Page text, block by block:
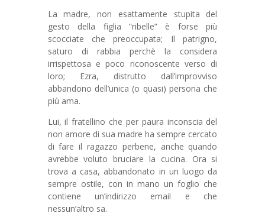
La madre, non esattamente stupita del
gesto della figlia “ribelle” è forse più
scocciate che preoccupata; Il patrigno,
saturo di rabbia perchè la considera
irrispettosa e poco riconoscente verso di
loro; Ezra, distrutto dall’improvviso
abbandono dell’unica (o quasi) persona che
più ama.
Lui, il fratellino che per paura inconscia del
non amore di sua madre ha sempre cercato
di fare il ragazzo perbene, anche quando
avrebbe voluto bruciare la cucina. Ora si
trova a casa, abbandonato in un luogo da
sempre ostile, con in mano un foglio che
contiene un’indirizzo email e che
nessun’altro sa.